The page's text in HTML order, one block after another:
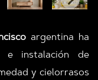
argentina ha
e instalación de
y cielorrasos